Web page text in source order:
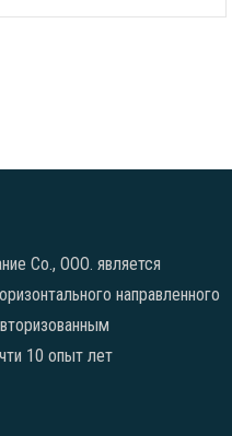
Co., ООО. является
направленного
10 опыт лет